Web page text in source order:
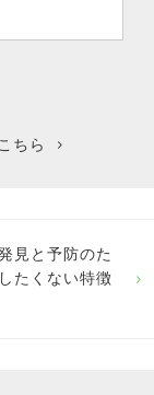
ちら
見と予防のた
たくない特徴